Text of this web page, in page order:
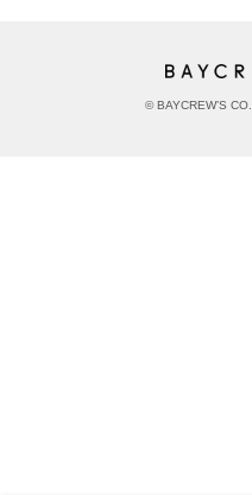
© BAYCREW’S